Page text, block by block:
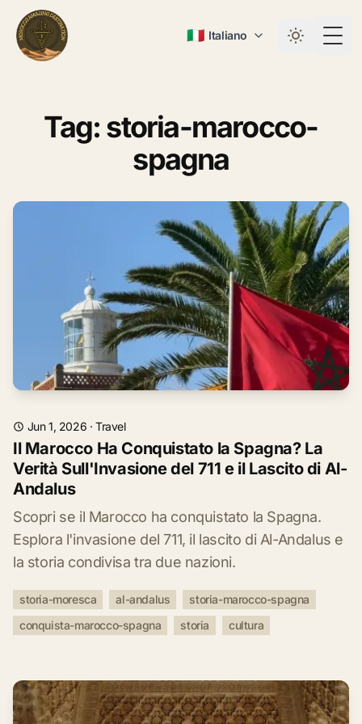
🇮🇹 Italiano
Tag: storia-marocco-
spagna
Jun 1, 2026 ·Travel
Il Marocco Ha Conquistato la Spagna? La
Verità Sull'Invasione del 711 e il Lascito di Al-
Andalus
Scopri se il Marocco ha conquistato la Spagna.
Esplora l'invasione del 711, il lascito di Al-Andalus e
la storia condivisa tra due nazioni.
storia-moresca al-andalus
storia-marocco-spagna
conquista-marocco-spagna
storia cultura